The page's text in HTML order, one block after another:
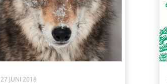
27 JUNI 2018